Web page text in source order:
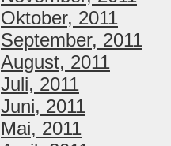
Oktober, 2011
September, 2011
August, 2011
Juli, 2011
Juni, 2011
Mai, 2011